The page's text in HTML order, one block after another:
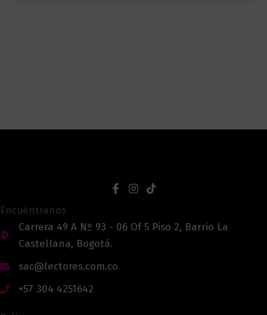
Encuéntranos
Carrera 49 A Nº 93 - 06 Of 5 Piso 2, Barrio La
Castellana, Bogotá.
sac@lectores.com.co
+57 304 4251642